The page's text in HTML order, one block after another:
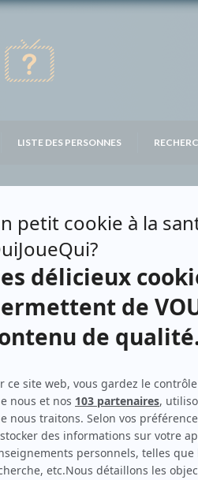
LISTE DES PERSONNES
Personnages
Moi et l'autre (Ginette
Le téléthéâtre: